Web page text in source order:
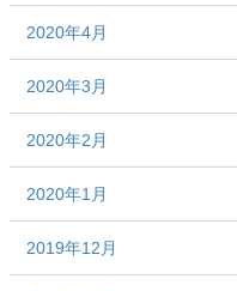
2020年4月
2020年3月
2020年2月
2020年1月
2019年12月